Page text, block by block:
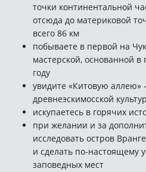
точки континентальной
отсюда до материковой
всего 86 км
побываете в первой на
мастерской, основанной в
году
увидите «Китовую
древнеэскимосской
искупаетесь в горячих
при желании и за
исследовать остров
и сделать по-настоящему
заповедных мест